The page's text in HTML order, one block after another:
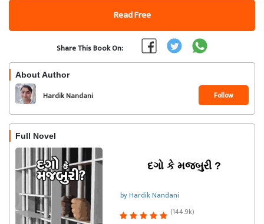
Read Free
Share This Book On:
About Author
Hardik Nandani Follow
Full Novel
દગો કે મજબુરી ?
by Hardik Nandani
(144.9k)